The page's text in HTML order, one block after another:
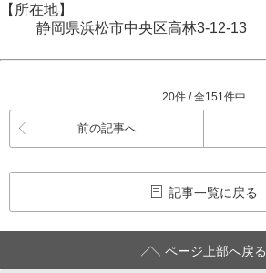
【所在地】
静岡県浜松市中央区高林3-12-13
20件 / 全151件中
前の記事へ
記事一覧に戻る
ページ上部へ戻る